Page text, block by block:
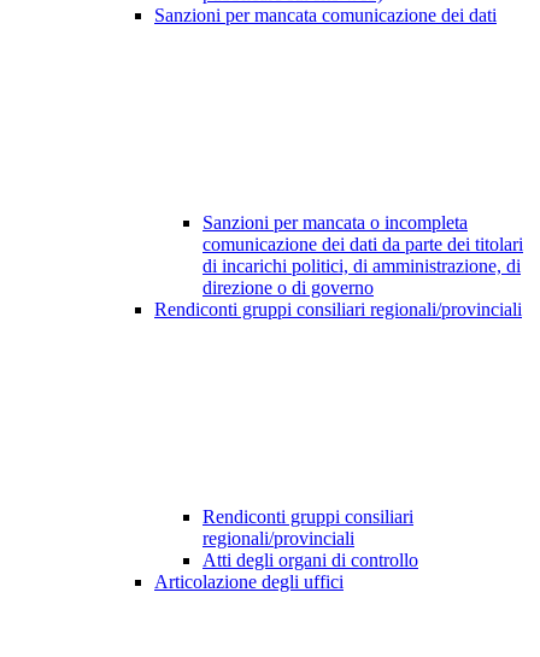
Sanzioni per mancata comunicazione dei dati
Sanzioni per mancata o incompleta
comunicazione dei dati da parte dei titolari
di incarichi politici, di amministrazione, di
direzione o di governo
Rendiconti gruppi consiliari regionali/provinciali
Rendiconti gruppi consiliari
regionali/provinciali
Atti degli organi di controllo
Articolazione degli uffici